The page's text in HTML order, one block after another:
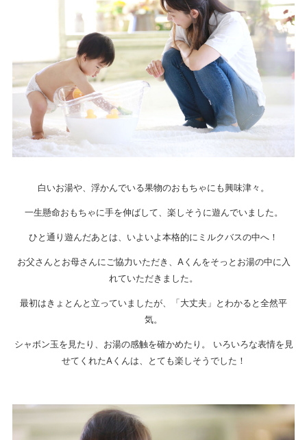
白いお湯や、浮かんでいる果物のおもちゃにも興味津々。
一生懸命おもちゃに手を伸ばして、楽しそうに遊んでいました。
ひと通り遊んだあとは、いよいよ本格的にミルクバスの中へ！
お父さんとお母さんにご協力いただき、Aくんをそっとお湯の中に入
れていただきました。
最初はきょとんと立っていましたが、「大丈夫」とわかると全然平
気。
シャボン玉を見たり、お湯の感触を確かめたり。 いろいろな表情を見
せてくれたAくんは、とても楽しそうでした！